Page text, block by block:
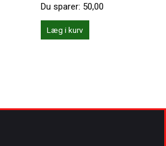
Du sparer: 50,00
Læg i kurv